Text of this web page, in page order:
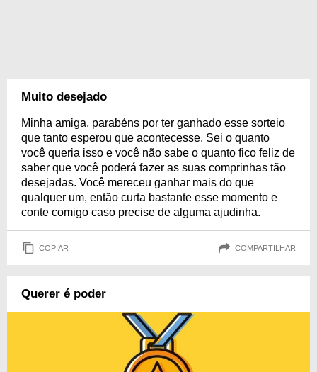
Muito desejado
Minha amiga, parabéns por ter ganhado esse sorteio
que tanto esperou que acontecesse. Sei o quanto
você queria isso e você não sabe o quanto fico feliz de
saber que você poderá fazer as suas comprinhas tão
desejadas. Você mereceu ganhar mais do que
qualquer um, então curta bastante esse momento e
conte comigo caso precise de alguma ajudinha.
COPIAR COMPARTILHAR
Querer é poder